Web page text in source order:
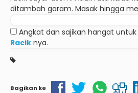
ditambah garam. Masak hingga
Angkat dan sajikan hangat untuk
Racik nya.
Bagikan ke